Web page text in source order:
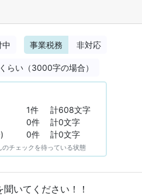
中 事業税務 非対応
らい（3000字の場合）
1件
計608文字
0件
計0文字
0件 計0文字
チェックを待っている状態
いてください！！